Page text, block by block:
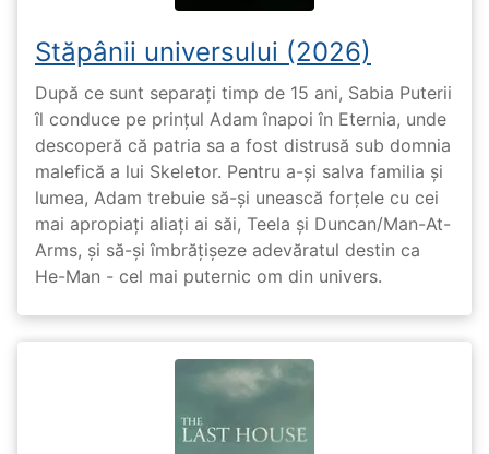
Stăpânii universului (2026)
După ce sunt separați timp de 15 ani, Sabia Puterii
îl conduce pe prințul Adam înapoi în Eternia, unde
descoperă că patria sa a fost distrusă sub domnia
malefică a lui Skeletor. Pentru a-și salva familia și
lumea, Adam trebuie să-și unească forțele cu cei
mai apropiați aliați ai săi, Teela și Duncan/Man-At-
Arms, și să-și îmbrățișeze adevăratul destin ca
He-Man - cel mai puternic om din univers.